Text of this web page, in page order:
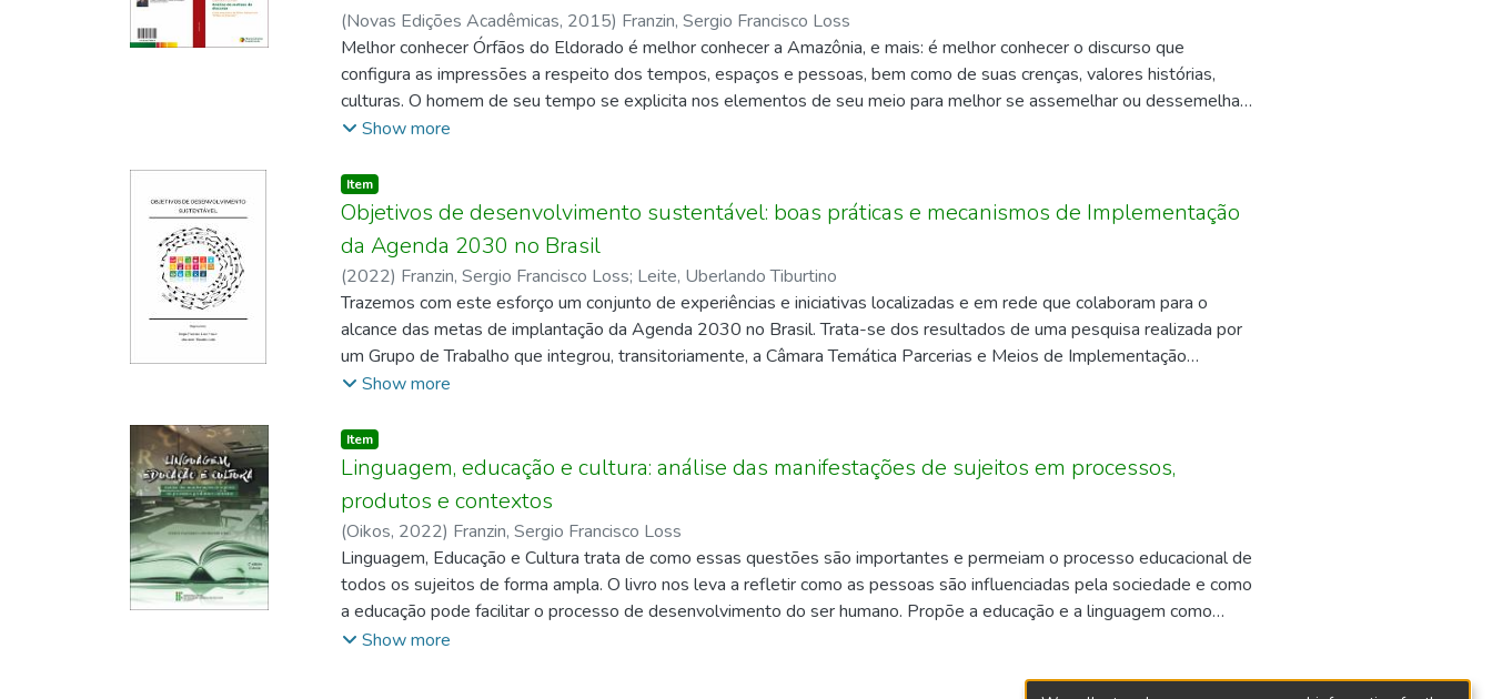
(Novas Edições Acadêmicas, 2015) Franzin, Sergio Francisco Loss
Melhor conhecer Órfãos do Eldorado é melhor conhecer a Amazônia, e mais: é melhor conhecer o discurso que
configura as impressões a respeito dos tempos, espaços e pessoas, bem como de suas crenças, valores histórias,
culturas. O homem de seu tempo se explicita nos elementos de seu meio para melhor se assemelhar ou dessemelhar,
assimilar ou dissimilar comportamentos e ideologias. Esta é uma obra de análise literária que pode interessar
natureza das personagens e dos objetos de discurso, configurando a tela não apenas de um espaço, mas de algumas
épocas marcadas por conquistas e perdas. Vivem-se assomos de admiração, arroubos de ufanismo, espasmos de
medo e até arrebatamentos de horror. Passa-se muito facilmente do mito à realidade e da esperança à desesperança,
ao se mergulhar nos textos que defloram a Amazônia, nos seus trajetos de ruas, estradas, picadas ou rios. Pela análise
dos matizes de discurso, vão se desvelando as características de um espaço personificado e de pessoas
espacializadas, ao mesmo tempo em que se discute a singularidade de um autor.
Show more
Item type:
Item,
Objetivos de desenvolvimento sustentável: boas práticas e mecanismos de Implementação
da Agenda 2030 no Brasil
(2022) Franzin, Sergio Francisco Loss; Leite, Uberlando Tiburtino
Trazemos com este esforço um conjunto de experiências e iniciativas localizadas e em rede que colaboram para o
alcance das metas de implantação da Agenda 2030 no Brasil. Trata-se dos resultados de uma pesquisa realizada por
um Grupo de Trabalho que integrou, transitoriamente, a Câmara Temática Parcerias e Meios de Implementação
(CTPMI), vinculada à Comissão Nacional dos Objetivos de Desenvolvimento Sustentável (CNODS), no Brasil. Entende-
mais de um dos Objetivos, mediante programas, projetos ou atividades.
Show more
Item type:
Item,
Linguagem, educação e cultura: análise das manifestações de sujeitos em processos,
produtos e contextos
(Oikos, 2022) Franzin, Sergio Francisco Loss
Linguagem, Educação e Cultura trata de como essas questões são importantes e permeiam o processo educacional de
todos os sujeitos de forma ampla. O livro nos leva a refletir como as pessoas são influenciadas pela sociedade e como
a educação pode facilitar o processo de desenvolvimento do ser humano. Propõe a educação e a linguagem como
auxiliares no processo de construção do sujeito.
Show more